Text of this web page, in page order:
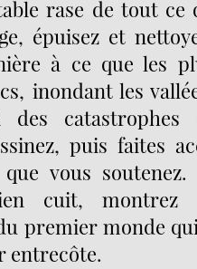
rase de tout ce
épuisez et
à ce que les
inondant les
des
puis faites
vous
cuit,
premier monde
entrecôte.